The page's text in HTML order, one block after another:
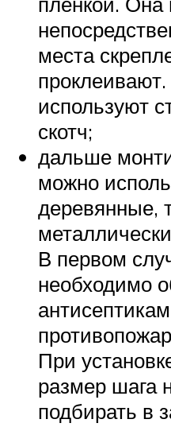
места
проклеивают.
используют
скотч;
дальше
можно
деревянные,
В первом
необходимо
При
размер шага
подбирать в